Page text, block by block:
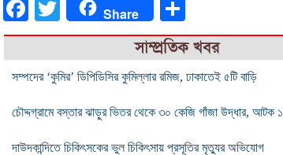
FacebookTwitter Share
সাম্প্রতিক খবর
সম্পদের ‘কুমির’ ডিপিডিসির কুমিল্লার রমিজ, ঢাকাতেই ৫টি বাড়ি
চৌদ্দগ্রামে বস্তার ঝাড়ুর ভিতর থেকে ৩০ কেজি গাঁজা উদ্ধার, আটক ১
দাউদকান্দিতে চিকিৎসকের ভুল চিকিৎসায় প্রসূতির মৃত্যুর অভিযোগ